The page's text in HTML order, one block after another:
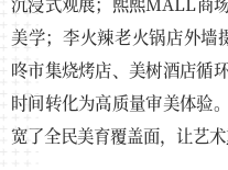
美学；李火辣老火锅店外
咚市集烧烤店、美树酒店循
时间转化为高质量审美体验
宽了全民美育覆盖面，让艺术